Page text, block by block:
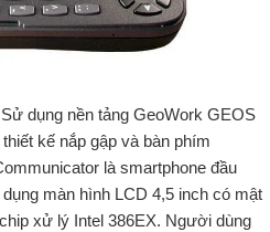
Sử dụng nền tảng GeoWork GEOS
kế nắp gập và bàn phím
là smartphone đầu
màn hình LCD 4,5 inch có mật
xử lý Intel 386EX. Người dùng